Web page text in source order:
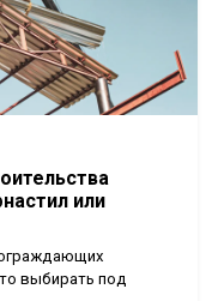
или
выбирать под